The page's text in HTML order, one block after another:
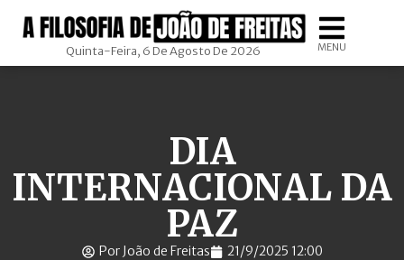
Quinta-Feira, 6 De Agosto De 2026 MENU
DIA
INTERNACIONAL DA
PAZ
Por João de Freitas 21/9/2025 12:00